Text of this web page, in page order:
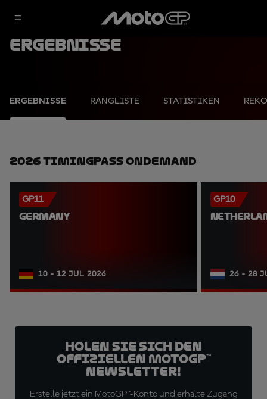
Ergebnisse
ERGEBNISSE RANGLISTE STATISTIKEN
2026 TimingPass OnDemand
GP11
GERMANY
10 - 12 JUL 2026
GP10
26 - 28
Holen Sie sich den
offiziellen MotoGP™
Newsletter!
Erstelle jetzt ein MotoGP™-Konto und erhalte Zugang